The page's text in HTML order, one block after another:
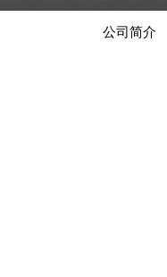
公司简介